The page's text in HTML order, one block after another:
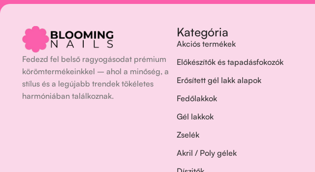
Fedezd fel belső ragyogásodat prémium
körömtermékeinkkel – ahol a minőség, a
stílus és a legújabb trendek tökéletes
harmóniában találkoznak.
Kategória
Akciós termékek
Előkészítők és tapadásfokozók
Erősített gél lakk alapok
Fedőlakkok
Gél lakkok
Zselék
Akril / Poly gélek